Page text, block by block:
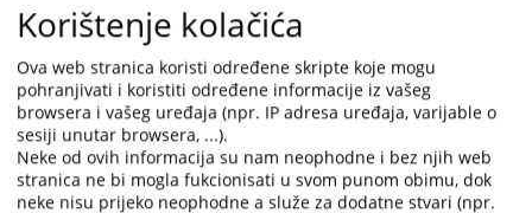
select
a
date.
Press
the
question
mark
select
date.
Press
the
question
mark
05.11.2023.
23.01.2023.
Informacija o provođenju planova rješavanja predmeta za
sudove sa područja jurisdikcije Kantonalnog suda u Novom
Travniku za period 1.1.-31.12.2022. g.
Godišnje izvješće o radu suda za 2022. godinu
Korištenje kolačića
Ova web stranica koristi određene skripte koje mogu
pohranjivati i koristiti određene informacije iz vašeg
browsera i vašeg uređaja (npr. IP adresa uređaja, varijable o
sesiji unutar browsera, ...).
Neke od ovih informacija su nam neophodne i bez njih web
stranica ne bi mogla fukcionisati u svom punom obimu, dok
neke nisu prijeko neophodne a služe za dodatne stvari (npr.